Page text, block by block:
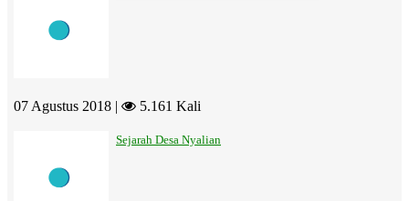
07 Agustus 2018 | 5.161 Kali
Sejarah Desa Nyalian